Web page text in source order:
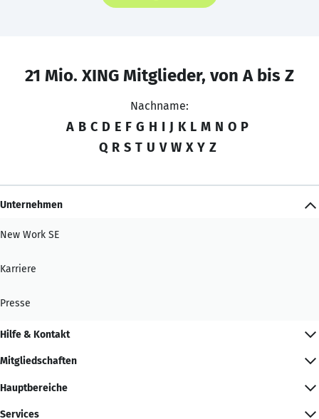
21 Mio. XING Mitglieder, von A bis Z
Nachname:
A B C D E F G H I J K L M N O P
Q R S T U V W X Y Z
Unternehmen
New Work SE
Karriere
Presse
Hilfe & Kontakt
Mitgliedschaften
Hauptbereiche
Services